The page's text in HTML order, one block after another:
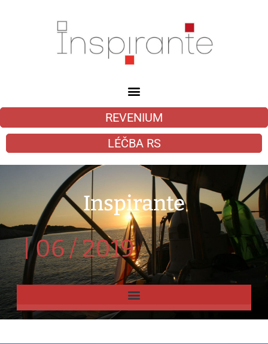
REVENIUM
LÉČBA RS
Inspirante
|06 / 2019